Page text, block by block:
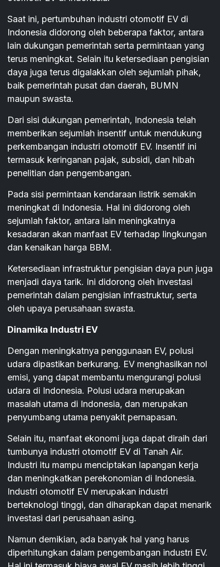
Saat ini, pertumbuhan industri otomotif EV di
Indonesia didorong oleh beberapa faktor, antara
lain dukungan pemerintah serta permintaan yang
terus meningkat. Selain itu ketersediaan pengisian
daya juga terus digalakkan oleh sejumlah pihak,
baik pemerintah pusat dan daerah, BUMN
maupun swasta.
Dari sisi dukungan pemerintah, Indonesia telah
memberikan sejumlah insentif untuk mendukung
perkembangan industri otomotif EV. Insentif ini
termasuk keringanan pajak, subsidi, dan hibah
penelitian dan pengembangan.
Pada sisi permintaan kendaraan listrik semakin
meningkat di Indonesia. Hal ini didorong oleh
sejumlah faktor, antara lain meningkatnya
kesadaran akan manfaat EV terhadap lingkungan
dan kenaikan harga BBM.
Ketersediaan infrastruktur pengisian daya pun juga
menjadi daya tarik. Ini didorong oleh investasi
pemerintah dalam pengisian infrastruktur, serta
oleh upaya perusahaan swasta.
Dinamika Industri EV
Dengan meningkatnya penggunaan EV, polusi
udara dipastikan berkurang. EV menghasilkan nol
emisi, yang dapat membantu mengurangi polusi
udara di Indonesia. Polusi udara merupakan
masalah utama di Indonesia, dan merupakan
penyumbang utama penyakit pernapasan.
Selain itu, manfaat ekonomi juga dapat diraih dari
tumbunya industri otomotif EV di Tanah Air.
Industri itu mampu menciptakan lapangan kerja
dan meningkatkan perekonomian di Indonesia.
Industri otomotif EV merupakan industri
berteknologi tinggi, dan diharapkan dapat menarik
investasi dari perusahaan asing.
Namun demikian, ada banyak hal yang harus
diperhitungkan dalam pengembangan industri EV.